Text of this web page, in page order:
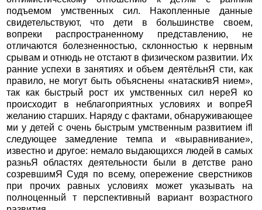
подъемом умственных сил. Накопленные данные
свидетельствуют, что дети в большинстве своем,
вопреки распространенному представлению, не
отличаются болезненностью, склонностью к нервным
срывам и отнюдь не отстают в физическом развитии. Их
ранние успехи в занятиях и объем деятёльнЯ сти, как
правило, не могут быть объяснены «натаскивЯ нием»,
так как быстрый рост их умственных сил нереЯ ко
происходит в неблагоприятных условиях и вопреЯ
желанию старших. Наряду с фактами, обнаруживающее
ми у детей с очень быстрым умственным развитием ifl
следующее замедление темпа и «выравнивание»,
известно и другое: немало выдающихся людей в самых
разньЯ областях деятельности были в детстве рано
созревшимЯ Судя по всему, опережение сверстников
при прочих равных условиях может указывать на
полноценный т перспективный вариант возрастного